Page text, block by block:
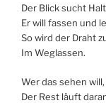
Der Blick sucht
Er will fassen und
So wird der Draht
Im Weglassen.
Wer das sehen
Der Rest läuft